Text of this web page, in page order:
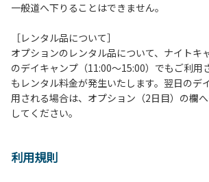
一般道へ下りることはできません。
［レンタル品について］
オプションのレンタル品について、ナイトキ
のデイキャンプ（11:00～15:00）でもご利用
もレンタル料金が発生いたします。翌日のデ
用される場合は、オプション（2日目）の欄
してください。
利用規則